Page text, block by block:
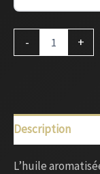
- +
Description
L’huile